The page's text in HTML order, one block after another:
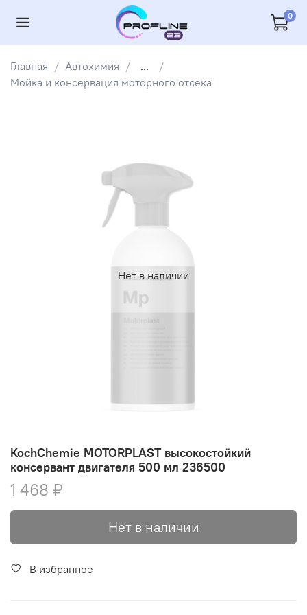
0
Главная Автохимия
...
Мойка и консервация моторного отсека
Нет в наличии
KochChemie MOTORPLAST высокостойкий
консервант двигателя 500 мл 236500
1 468 ₽
Нет в наличии
В избранное